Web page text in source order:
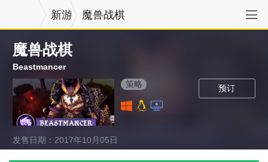
新游 魔兽战棋
魔兽战棋
Beastmancer
预订
策略
发售日期：2017年10月05日